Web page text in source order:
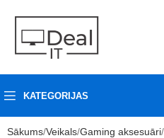
KATEGORIJAS
Sākums Veikals Gaming aksesuāri